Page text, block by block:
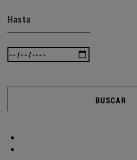
Hasta
BUSCAR